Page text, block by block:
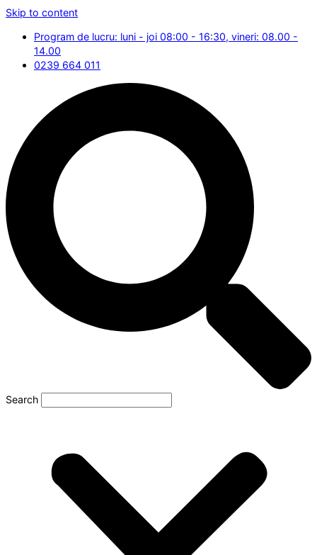
Skip to content
Program de lucru: luni - joi 08:00 - 16:30, vineri: 08.00 -
14.00
0239 664 011
Search